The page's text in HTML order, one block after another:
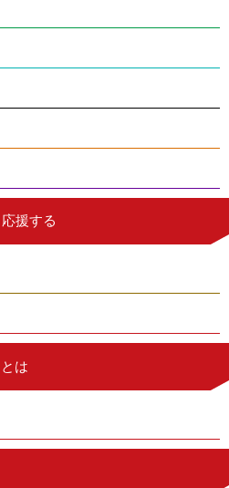
援する
は